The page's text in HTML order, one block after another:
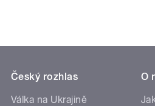
Český rozhlas
Válka na Ukrajině
O